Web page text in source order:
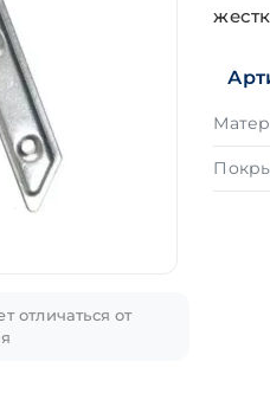
отличаться от